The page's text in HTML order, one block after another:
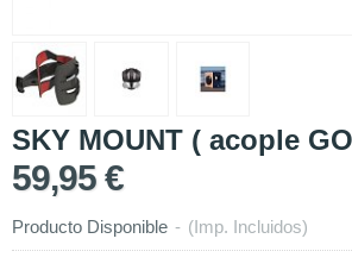
SKY MOUNT ( acople
59,95 €
Producto Disponible - (Imp. Incluidos)